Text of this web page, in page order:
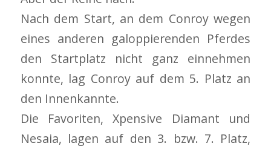
Nach dem Start, an dem Conroy wegen
eines anderen galoppierenden Pferdes
den Startplatz nicht ganz einnehmen
konnte, lag Conroy auf dem 5. Platz an
den Innenkannte.
Die Favoriten, Xpensive Diamant und
Nesaia, lagen auf den 3. bzw. 7. Platz,